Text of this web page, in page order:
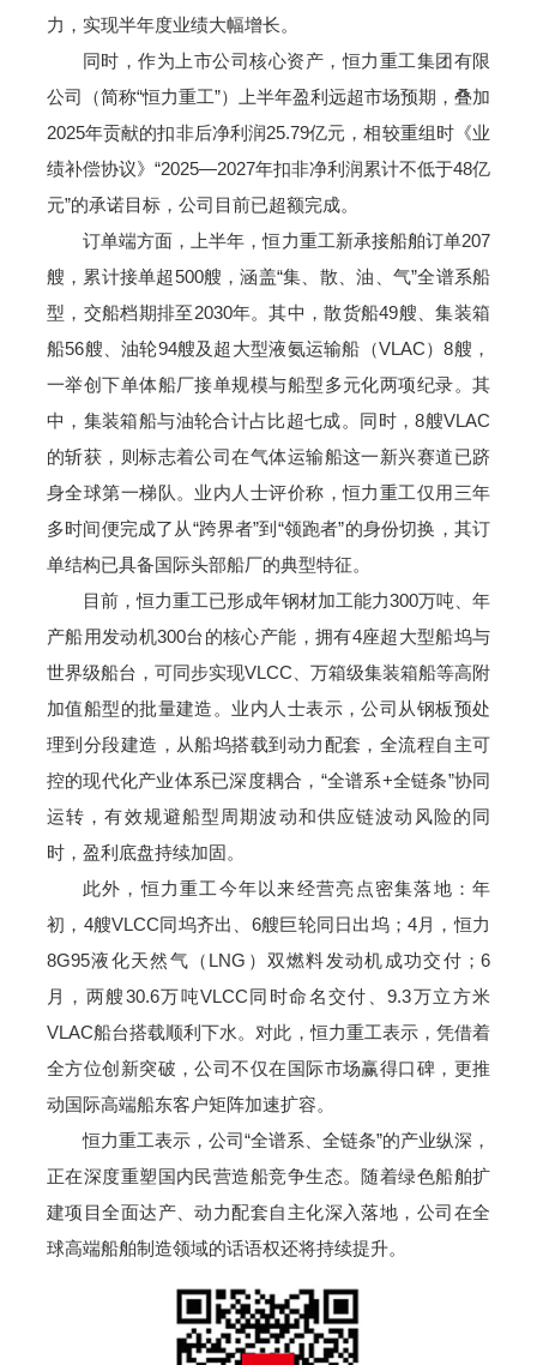
力，实现半年度业绩大幅增长。
同时，作为上市公司核心资产，恒力重工集团有限
公司（简称“恒力重工”）上半年盈利远超市场预期，叠加
2025年贡献的扣非后净利润25.79亿元，相较重组时《业
绩补偿协议》“2025—2027年扣非净利润累计不低于48亿
元”的承诺目标，公司目前已超额完成。
订单端方面，上半年，恒力重工新承接船舶订单207
艘，累计接单超500艘，涵盖“集、散、油、气”全谱系船
型，交船档期排至2030年。其中，散货船49艘、集装箱
船56艘、油轮94艘及超大型液氨运输船（VLAC）8艘，
一举创下单体船厂接单规模与船型多元化两项纪录。其
中，集装箱船与油轮合计占比超七成。同时，8艘VLAC
的斩获，则标志着公司在气体运输船这一新兴赛道已跻
身全球第一梯队。业内人士评价称，恒力重工仅用三年
多时间便完成了从“跨界者”到“领跑者”的身份切换，其订
单结构已具备国际头部船厂的典型特征。
目前，恒力重工已形成年钢材加工能力300万吨、年
产船用发动机300台的核心产能，拥有4座超大型船坞与
世界级船台，可同步实现VLCC、万箱级集装箱船等高附
加值船型的批量建造。业内人士表示，公司从钢板预处
理到分段建造，从船坞搭载到动力配套，全流程自主可
控的现代化产业体系已深度耦合，“全谱系+全链条”协同
运转，有效规避船型周期波动和供应链波动风险的同
时，盈利底盘持续加固。
此外，恒力重工今年以来经营亮点密集落地：年
初，4艘VLCC同坞齐出、6艘巨轮同日出坞；4月，恒力
8G95液化天然气（LNG）双燃料发动机成功交付；6
月，两艘30.6万吨VLCC同时命名交付、9.3万立方米
VLAC船台搭载顺利下水。对此，恒力重工表示，凭借着
全方位创新突破，公司不仅在国际市场赢得口碑，更推
动国际高端船东客户矩阵加速扩容。
恒力重工表示，公司“全谱系、全链条”的产业纵深，
正在深度重塑国内民营造船竞争生态。随着绿色船舶扩
建项目全面达产、动力配套自主化深入落地，公司在全
球高端船舶制造领域的话语权还将持续提升。